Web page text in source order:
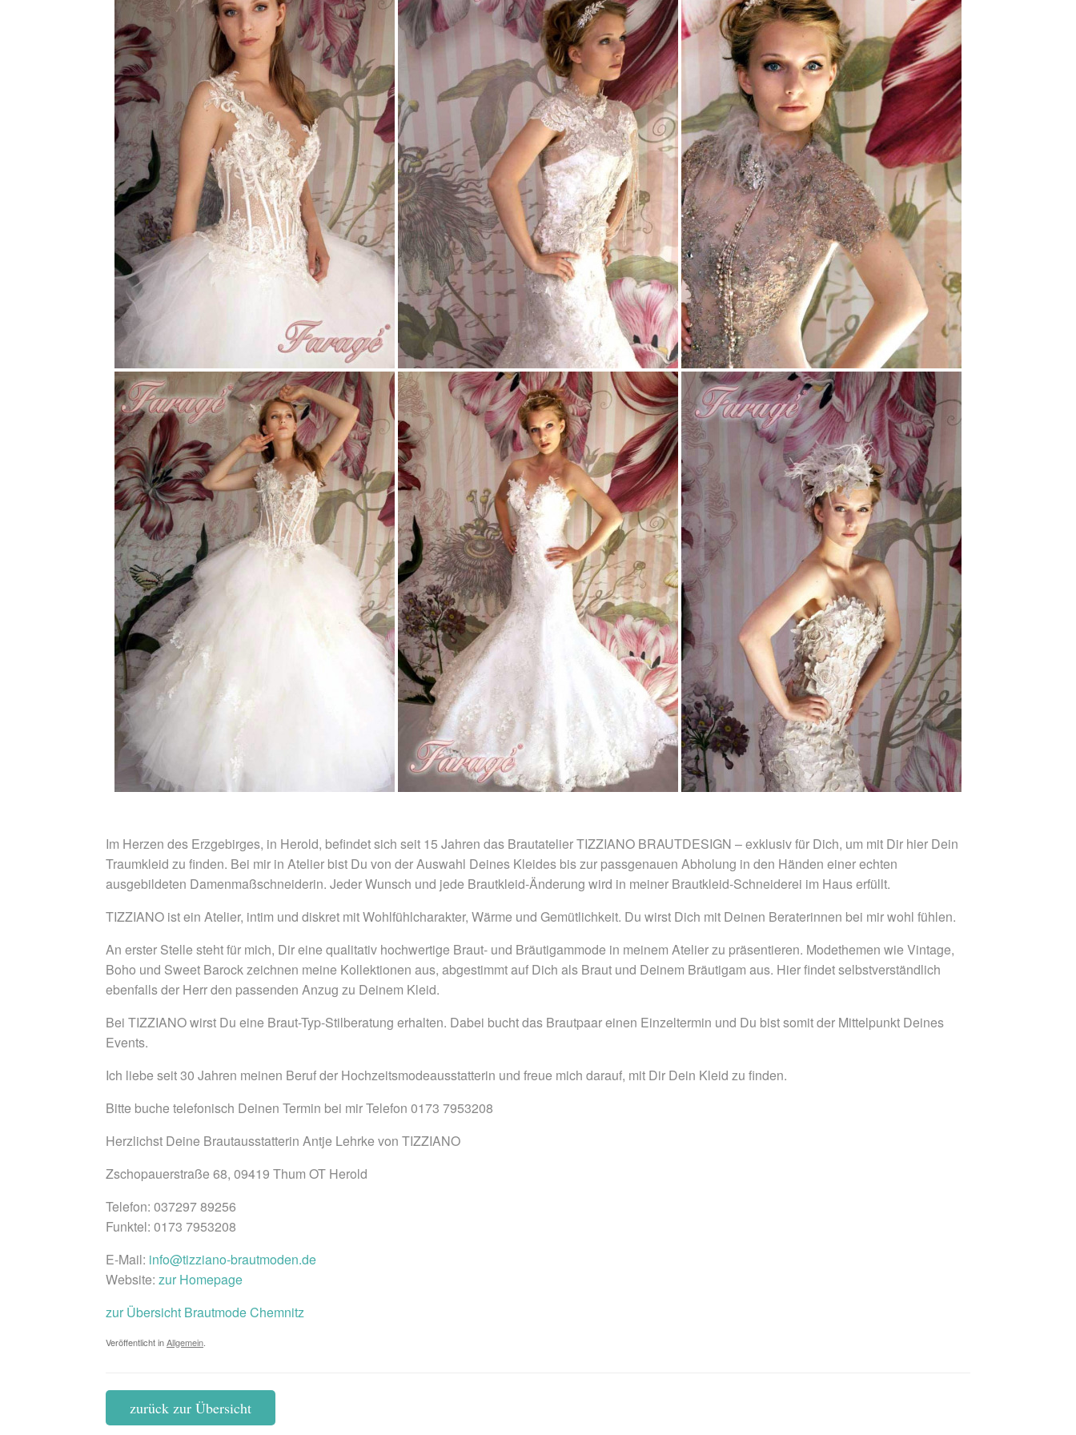
Im Herzen des Erzgebirges, in Herold, befindet sich seit 15 Jahren das Brautatelier TIZZIANO BRAUTDESIGN – exklusiv für Dich, um mit Dir hier Dein
Traumkleid zu finden. Bei mir in Atelier bist Du von der Auswahl Deines Kleides bis zur passgenauen Abholung in den Händen einer echten
ausgebildeten Damenmaßschneiderin. Jeder Wunsch und jede Brautkleid-Änderung wird in meiner Brautkleid-Schneiderei im Haus erfüllt.
TIZZIANO ist ein Atelier, intim und diskret mit Wohlfühlcharakter, Wärme und Gemütlichkeit. Du wirst Dich mit Deinen Beraterinnen bei mir wohl fühlen.
An erster Stelle steht für mich, Dir eine qualitativ hochwertige Braut- und Bräutigammode in meinem Atelier zu präsentieren. Modethemen wie Vintage,
Boho und Sweet Barock zeichnen meine Kollektionen aus, abgestimmt auf Dich als Braut und Deinem Bräutigam aus. Hier findet selbstverständlich
ebenfalls der Herr den passenden Anzug zu Deinem Kleid.
Bei TIZZIANO wirst Du eine Braut-Typ-Stilberatung erhalten. Dabei bucht das Brautpaar einen Einzeltermin und Du bist somit der Mittelpunkt Deines
Events.
Ich liebe seit 30 Jahren meinen Beruf der Hochzeitsmodeausstatterin und freue mich darauf, mit Dir Dein Kleid zu finden.
Bitte buche telefonisch Deinen Termin bei mir Telefon 0173 7953208
Herzlichst Deine Brautausstatterin Antje Lehrke von TIZZIANO
Zschopauerstraße 68, 09419 Thum OT Herold
Telefon: 037297 89256
Funktel: 0173 7953208
E-Mail: info@tizziano-brautmoden.de
Website: zur Homepage
zur Übersicht Brautmode Chemnitz
Veröffentlicht inAllgemein
zurück zur Übersicht